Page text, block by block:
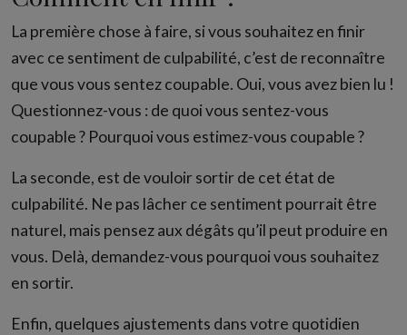
La première chose à faire, si vous souhaitez en finir
avec ce sentiment de culpabilité, c’est de reconnaître
que vous vous sentez coupable. Oui, vous avez bien lu !
Questionnez-vous : de quoi vous sentez-vous
coupable ? Pourquoi vous estimez-vous coupable ?
La seconde, est de vouloir sortir de cet état de
culpabilité. Ne pas lâcher ce sentiment pourrait être
naturel, mais pensez aux dégâts qu’il peut produire en
vous. Delà, demandez-vous pourquoi vous souhaitez
en sortir.
Enfin, quelques ajustements dans votre quotidien